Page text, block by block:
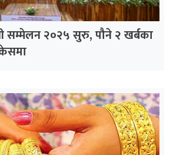
सम्मेलन २०२५ सुरु, पौने २ खर्बका